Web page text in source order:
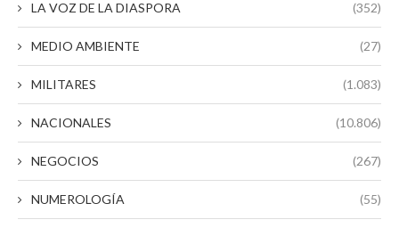
LA VOZ DE LA DIASPORA (352)
MEDIO AMBIENTE (27)
MILITARES (1.083)
NACIONALES (10.806)
NEGOCIOS (267)
NUMEROLOGÍA (55)